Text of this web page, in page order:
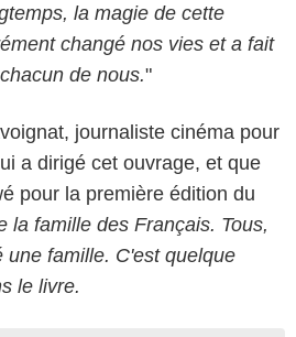
la magie de cette
changé nos vies et a fait
de nous."
journaliste cinéma pour
a dirigé cet ouvrage, et que
pour la première édition du
la famille des Français. Tous,
une famille. C'est quelque
le livre.